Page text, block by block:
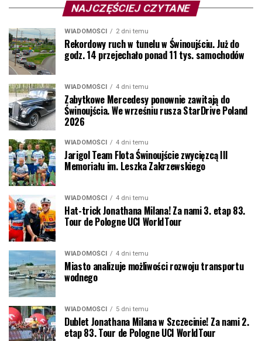
NAJCZĘŚCIEJ CZYTANE
WIADOMOŚCI 2 dni temu
Rekordowy ruch w tunelu w Świnoujściu. Już do
godz. 14 przejechało ponad 11 tys. samochodów
WIADOMOŚCI 4 dni temu
Zabytkowe Mercedesy ponownie zawitają do
Świnoujścia. We wrześniu rusza StarDrive Poland
2026
WIADOMOŚCI 4 dni temu
Jarigol Team Flota Świnoujście zwycięzcą III
Memoriału im. Leszka Zakrzewskiego
WIADOMOŚCI 4 dni temu
Hat-trick Jonathana Milana! Za nami 3. etap 83.
Tour de Pologne UCI WorldTour
WIADOMOŚCI 4 dni temu
Miasto analizuje możliwości rozwoju transportu
wodnego
WIADOMOŚCI 5 dni temu
Dublet Jonathana Milana w Szczecinie! Za nami 2.
etap 83. Tour de Pologne UCI WorldTour